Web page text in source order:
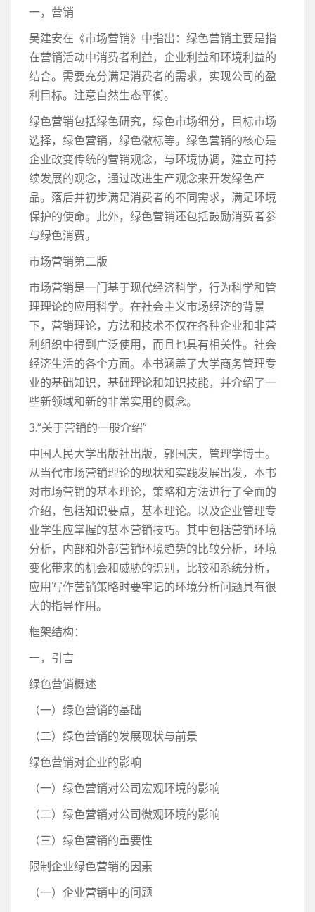
一，营销
吴建安在《市场营销》中指出：绿色营销主要是指
在营销活动中消费者利益，企业利益和环境利益的
结合。需要充分满足消费者的需求，实现公司的盈
利目标。注意自然生态平衡。
绿色营销包括绿色研究，绿色市场细分，目标市场
选择，绿色营销，绿色徽标等。绿色营销的核心是
企业改变传统的营销观念，与环境协调，建立可持
续发展的观念，通过改进生产观念来开发绿色产
品。落后并初步满足消费者的不同需求，满足环境
保护的使命。此外，绿色营销还包括鼓励消费者参
与绿色消费。
市场营销第二版
市场营销是一门基于现代经济科学，行为科学和管
理理论的应用科学。在社会主义市场经济的背景
下，营销理论，方法和技术不仅在各种企业和非营
利组织中得到广泛使用，而且也具有相关性。社会
经济生活的各个方面。本书涵盖了大学商务管理专
业的基础知识，基础理论和知识技能，并介绍了一
些新领域和新的非常实用的概念。
3.“关于营销的一般介绍”
中国人民大学出版社出版，郭国庆，管理学博士。
从当代市场营销理论的现状和实践发展出发，本书
对市场营销的基本理论，策略和方法进行了全面的
介绍，包括知识要点，基本理论。以及企业管理专
业学生应掌握的基本营销技巧。其中包括营销环境
分析，内部和外部营销环境趋势的比较分析，环境
变化带来的机会和威胁的识别，比较和系统分析，
应用写作营销策略时要牢记的环境分析问题具有很
大的指导作用。
框架结构：
一，引言
绿色营销概述
（一）绿色营销的基础
（二）绿色营销的发展现状与前景
绿色营销对企业的影响
（一）绿色营销对公司宏观环境的影响
（二）绿色营销对公司微观环境的影响
（三）绿色营销的重要性
限制企业绿色营销的因素
（一）企业营销中的问题